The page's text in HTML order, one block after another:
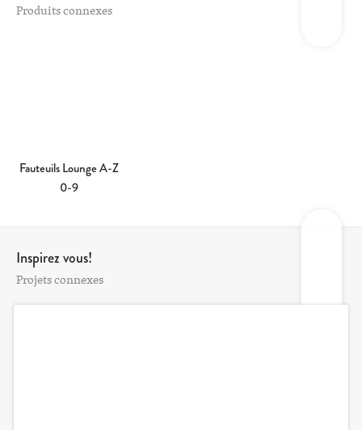
Produits connexes
Fauteuils Lounge A-Z
0-9
Inspirez vous!
Projets connexes